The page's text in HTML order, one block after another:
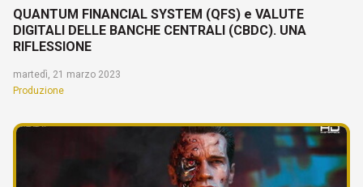
QUANTUM FINANCIAL SYSTEM (QFS) e VALUTE
DIGITALI DELLE BANCHE CENTRALI (CBDC). UNA
RIFLESSIONE
martedì, 21 marzo 2023
Produzione